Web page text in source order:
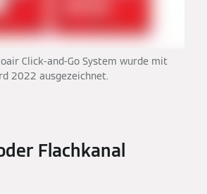
Click-and-Go System wurde mit
2022 ausgezeichnet.
Flachkanal